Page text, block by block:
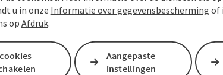
Mühlviertel
Velden met*zijn verplicht
u in onze Informatie over gegevensbescherming of
opAfdruk.
Aangepaste
instellingen